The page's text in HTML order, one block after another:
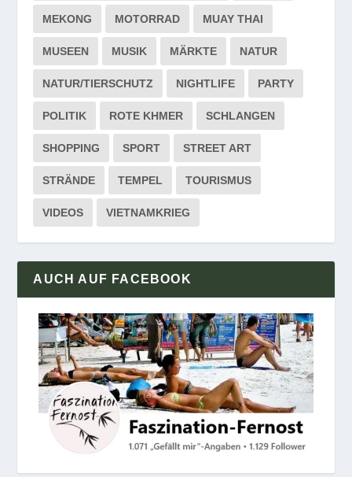
MEKONG MOTORRAD MUAY THAI
MUSEEN MUSIK MÄRKTE NATUR
NATUR/TIERSCHUTZ NIGHTLIFE PARTY
POLITIK ROTE KHMER SCHLANGEN
SHOPPING SPORT STREET ART
STRÄNDE TEMPEL TOURISMUS
VIDEOS VIETNAMKRIEG
AUCH AUF FACEBOOK